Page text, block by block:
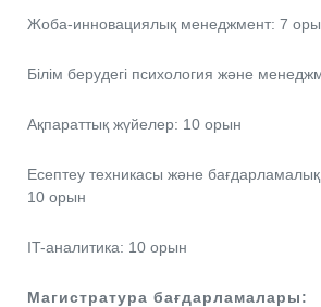
Жоба-инновациялық менеджмент: 7
Білім берудегі психология және
Ақпараттық жүйелер: 10 орын
Есептеу техникасы және
10 орын
IT-аналитика: 10 орын
Магистратура бағдарламалары: